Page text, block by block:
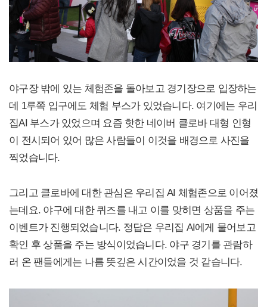
야구장 밖에 있는 체험존을 돌아보고 경기장으로 입장하는
데 1루쪽 입구에도 체험 부스가 있었습니다. 여기에는 우리
집AI 부스가 있었으며 요즘 핫한 네이버 클로바 대형 인형
이 전시되어 있어 많은 사람들이 이것을 배경으로 사진을
찍었습니다.
그리고 클로바에 대한 관심은 우리집 AI 체험존으로 이어졌
는데요. 야구에 대한 퀴즈를 내고 이를 맞히면 상품을 주는
이벤트가 진행되었습니다. 정답은 우리집 AI에게 물어보고
확인 후 상품을 주는 방식이었습니다. 야구 경기를 관람하
러 온 팬들에게는 나름 뜻깊은 시간이었을 것 같습니다.